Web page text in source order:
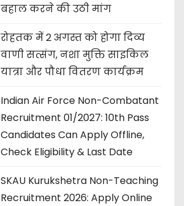
बहाल करने की उठी मांग
रोहतक में 2 अगस्त को होगा दिव्य
वाणी सत्संग, नशा मुक्ति साइकिल
यात्रा और पौधा वितरण कार्यक्रम
Indian Air Force Non-Combatant
Recruitment 01/2027: 10th Pass
Candidates Can Apply Offline,
Check Eligibility & Last Date
SKAU Kurukshetra Non-Teaching
Recruitment 2026: Apply Online